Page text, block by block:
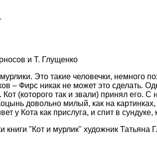
мурлики. Это такие человечки,
– Фирс никак не может это сделать.
Кот (которого так и звали) принял
довольно милый, как на
у Кота как прислуга, и спит в